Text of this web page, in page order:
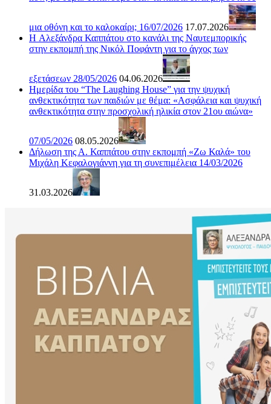
μια οθόνη και το καλοκαίρι; 16/07/2026 17.07.2026
H Αλεξάνδρα Καππάτου στο κανάλι της Ναυτεμπορικής
στην εκπομπή της Νικόλ Ποφάντη για το άγχος των
εξετάσεων 28/05/2026 04.06.2026
Ημερίδα του “The Laughing House” για την ψυχική
ανθεκτικότητα των παιδιών με θέμα: «Ασφάλεια και ψυχική
ανθεκτικότητα στην προσχολική ηλικία στον 21ου αιώνα»
07/05/2026 08.05.2026
Δήλωση της Α. Καππάτου στην εκπομπή «Ζω Καλά» του
Μιχάλη Κεφαλογιάννη για τη συνεπιμέλεια 14/03/2026
31.03.2026